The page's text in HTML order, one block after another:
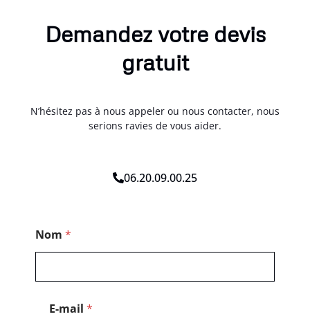
Demandez votre devis
gratuit
N’hésitez pas à nous appeler ou nous contacter, nous
serions ravies de vous aider.
06.20.09.00.25
Nom *
E-mail *